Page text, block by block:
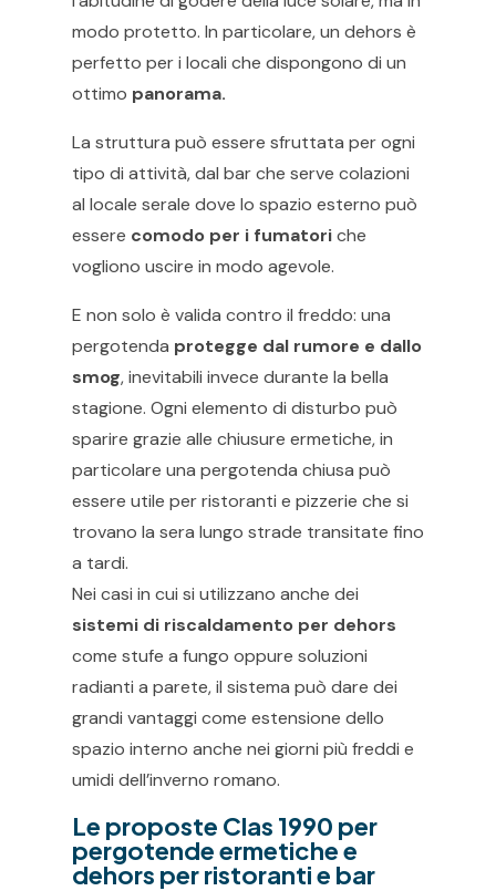
modo protetto. In particolare, un dehors è
perfetto per i locali che dispongono di un
ottimo panorama.
La struttura può essere sfruttata per ogni
tipo di attività, dal bar che serve colazioni
al locale serale dove lo spazio esterno può
essere comodo per i fumatoriche
vogliono uscire in modo agevole.
E non solo è valida contro il freddo: una
pergotenda protegge dal rumore e dallo
smog, inevitabili invece durante la bella
stagione. Ogni elemento di disturbo può
sparire grazie alle chiusure ermetiche, in
particolare una pergotenda chiusa può
essere utile per ristoranti e pizzerie che si
trovano la sera lungo strade transitate fino
a tardi.
Nei casi in cui si utilizzano anche dei
sistemi di riscaldamento per dehors
come stufe a fungo oppure soluzioni
radianti a parete, il sistema può dare dei
grandi vantaggi come estensione dello
spazio interno anche nei giorni più freddi e
umidi dell’inverno romano.
Le proposte Clas 1990 per
pergotende ermetiche e
dehors per ristoranti e bar